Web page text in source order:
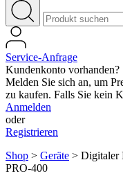
Service-Anfrage
Kundenkonto vorhanden?
Melden Sie sich an, um
zu kaufen. Falls Sie kein
Anmelden
oder
Registrieren
Shop > Geräte > Digitaler
PRO-400